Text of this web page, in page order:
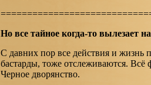
Но все тайное когда-то вылезает
С давних пор все действия и жизнь
бастарды, тоже отслеживаются.
Черное дворянство.